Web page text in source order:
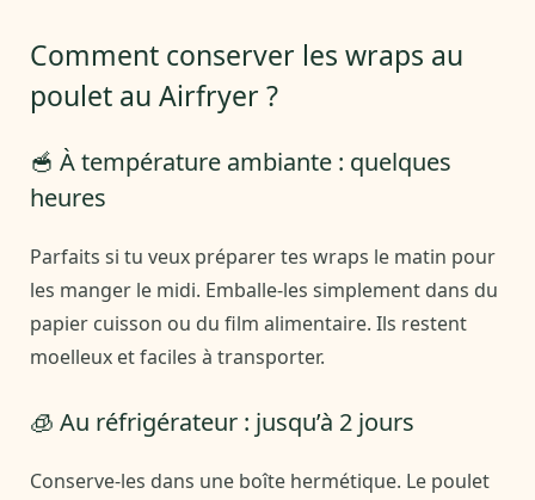
Comment conserver les wraps au
poulet au Airfryer ?
🥣 À température ambiante : quelques
heures
Parfaits si tu veux préparer tes wraps le matin pour
les manger le midi. Emballe-les simplement dans du
papier cuisson ou du film alimentaire. Ils restent
moelleux et faciles à transporter.
🧊 Au réfrigérateur : jusqu’à 2 jours
Conserve-les dans une boîte hermétique. Le poulet